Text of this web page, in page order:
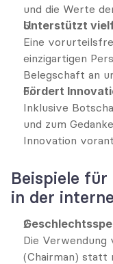
und die Werte
Unterstützt
Eine
einzigartigen
Belegschaft an
Fördert
Inklusive
und zum
Innovation
Beispiele
in der
Die Verwendung
(Chairman) statt